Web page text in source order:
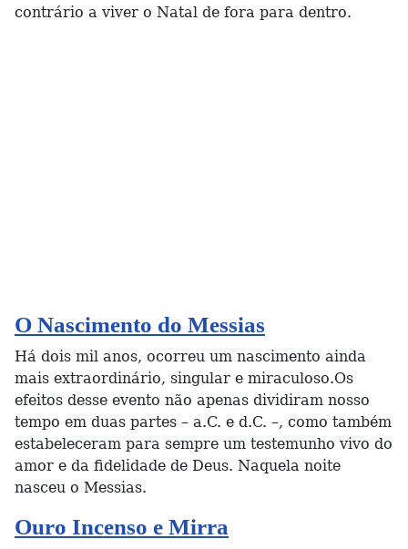
contrário a viver o Natal de fora para dentro.
O Nascimento do Messias
Há dois mil anos, ocorreu um nascimento ainda
mais extraordinário, singular e miraculoso.Os
efeitos desse evento não apenas dividiram nosso
tempo em duas partes – a.C. e d.C. –, como também
estabeleceram para sempre um testemunho vivo do
amor e da fidelidade de Deus. Naquela noite
nasceu o Messias.
Ouro Incenso e Mirra